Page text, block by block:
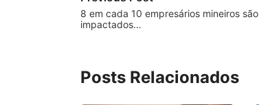
8 em cada 10 empresários mineiros são
impactados…
Posts Relacionados